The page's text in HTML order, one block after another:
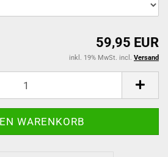
59,95 EUR
inkl. 19% MwSt. incl. Versand